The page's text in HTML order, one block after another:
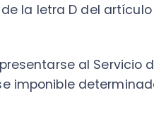
las indicaciones de
tengan la obligación de
de su
de la declaración del
los casos de